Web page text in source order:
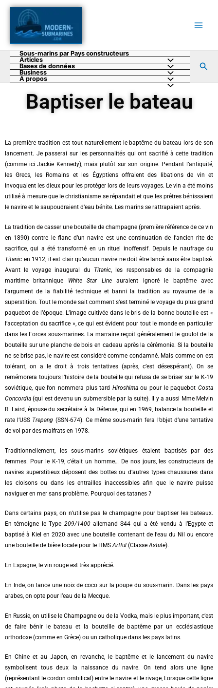
Aller
contenu
Sous-marins par Pays constructeurs
Articles
Bases de données
Business
A propos
Baptiser le bateau
La première tradition est tout naturellement le baptême du bateau lors de son
lancement. Je passerai sur les personnalités qui ont sacrifié à cette tradition
(comme ici Jackie Kennedy), mais plutôt sur son origine. Pendant l’antiquité,
les Grecs, les Romains et les Égyptiens offraient des libations de vin et
invoquaient les dieux pour les protéger lors de leurs voyages. Le vin a été moins
utilisé à mesure que le christianisme se répandait et que les prêtres bénissaient
le navire et le saupoudraient d’eau bénite. Les marins se rattrapaient après.
La tradition de casser une bouteille de champagne (première référence de ce vin
en 1890) contre le flanc d’un navire est une continuation de l’ancien rite de
sacrifice, qui a été transformé en un rituel inoffensif. Depuis le naufrage du
Titanic en 1912, il est clair qu’aucun navire ne doit être lancé sans être baptisé.
Avant le voyage inaugural du Titanic, les responsables de la compagnie
maritime britannique White Star Lineauraient ignoré le baptême avec
l’argument de la fiabilité technique et banni la tradition au royaume de la
superstition. Tout le monde sait comment s’est terminé le voyage du plus grand
paquebot de l’époque. L’image cultivée dans le bris de la bonne bouteille est «
l’acceptation du sacrifice », ce qui est évident pour tout le monde en particulier
dans les Forces sous-marines. La marraine reçoit généralement le goulot de la
bouteille sur une planche de bois en cadeau après la cérémonie. Si la bouteille
ne se brise pas, le navire est considéré comme condamné. Mais comme on est
tolérant, on a le droit à trois tentatives (après, c’est désespérant). On se
remémorera toujours l’histoire de la bouteille qui refusa de se briser sur le K-19
soviétique, que l’on nommera plus tard Hiroshimaou pour le paquebotCosta
Concordia (qui est devenu un submersible par la suite). Il y a aussi Mme Melvin
R. Laird, épouse du secrétaire à la Défense, qui en 1969, balance la bouteille et
rate l’USS Trepang (SSN-674). Ce même sous-marin fera l’objet d’une tentative
de vol par des malfrats en 1978.
Traditionnellement, les sous-marins soviétiques étaient baptisés par des
femmes. Pour le K-19, c’était un homme… De nos jours, les constructeurs de
navires superstitieux déposent des bottes ou d’autres types chaussures dans
les cloisons ou dans les entrailles inaccessibles afin que le navire puisse
naviguer en mer sans problème. Pourquoi des tatanes ?
Dans certains pays, on n’utilise pas le champagne pour baptiser les bateaux.
En témoigne le Type 209/1400allemand S44 qui a été vendu à l’Egypte et
baptisé à Kiel en 2020 avec une bouteille contenant de l’eau du Nil ou encore
une bouteille de bière locale pour le HMSArtful (ClasseAstute).
En Espagne, le vin rouge est très apprécié.
En Inde, on lance une noix de coco sur la poupe du sous-marin. Dans les pays
arabes, on opte pour l’eau de la Mecque.
En Russie, on utilise le Champagne ou de la Vodka, mais le plus important, c’est
de faire bénir le bateau et la bouteille de baptême par un ecclésiastique
orthodoxe (comme en Grèce) ou un catholique dans les pays latins.
En Chine et au Japon, en revanche, le baptême et le lancement du navire
symbolisent tous deux la naissance du navire. On tend alors une ligne
(représentant le cordon ombilical) entre le navire et le rivage, Lorsque cette ligne